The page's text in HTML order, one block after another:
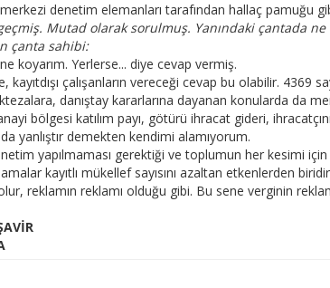
denetim elemanları tarafından hallaç pamuğu
Mutad olarak sorulmuş. Yanındaki çantada ne
çanta sahibi:
koyarım. Yerlerse... diye cevap vermiş.
kayıtdışı çalışanların vereceği cevap bu olabilir. 4369
danıştay kararlarına dayanan konularda da
bölgesi katılım payı, götürü ihracat gideri,
yanlıştır demekten kendimi alamıyorum.
yapılmaması gerektiği ve toplumun her kesimi
kayıtlı mükellef sayısını azaltan etkenlerden
reklamın reklamı olduğu gibi. Bu sene verginin